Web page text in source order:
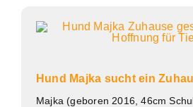
Hund Majka sucht ein
Majka (geboren 2016, 46cm